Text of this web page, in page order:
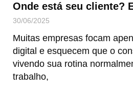
Onde está seu cliente?
30/06/2025
Muitas empresas focam
digital e esquecem que o
vivendo sua rotina
trabalho,